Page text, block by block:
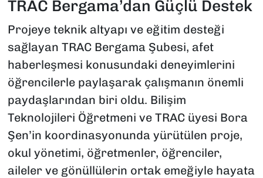
TRAC Bergama’dan Güçlü Destek
Projeye teknik altyapı ve eğitim desteği
sağlayan TRAC Bergama Şubesi, afet
haberleşmesi konusundaki deneyimlerini
öğrencilerle paylaşarak çalışmanın önemli
paydaşlarından biri oldu. Bilişim
Teknolojileri Öğretmeni ve TRAC üyesi Bora
Şen’in koordinasyonunda yürütülen proje,
okul yönetimi, öğretmenler, öğrenciler,
aileler ve gönüllülerin ortak emeğiyle hayata